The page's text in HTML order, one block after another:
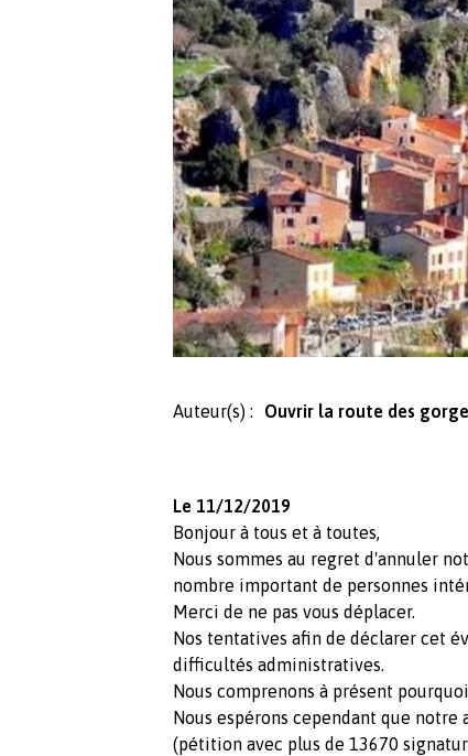
Auteur(s) : Ouvrir la route des
Le 11/12/2019
Bonjour à tous et à toutes,
Nous sommes au regret d'annuler
nombre important de personnes
Merci de ne pas vous déplacer.
Nos tentatives afin de déclarer cet
difficultés administratives.
Nous comprenons à présent
Nous espérons cependant que
(pétition avec plus de 13670